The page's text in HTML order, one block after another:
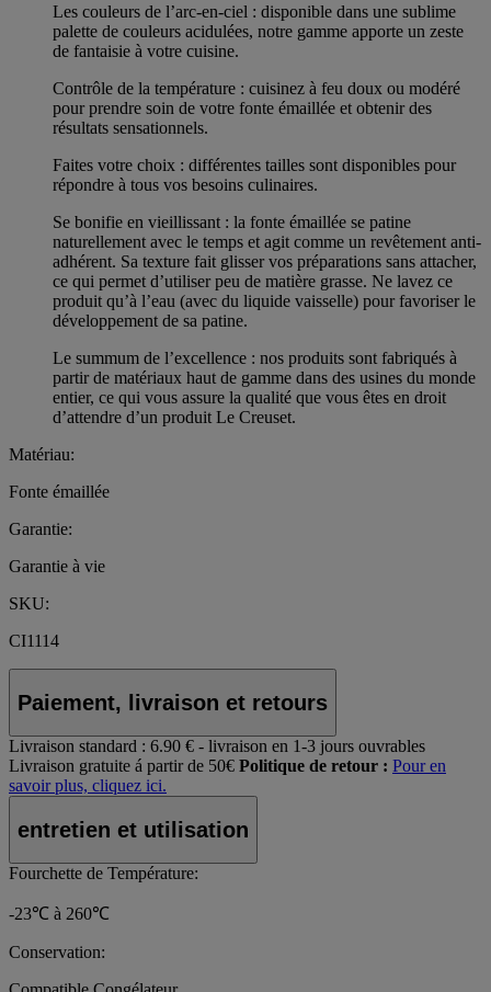
Les couleurs de l’arc-en-ciel : disponible dans une sublime
palette de couleurs acidulées, notre gamme apporte un zeste
de fantaisie à votre cuisine.
Contrôle de la température : cuisinez à feu doux ou modéré
pour prendre soin de votre fonte émaillée et obtenir des
résultats sensationnels.
Faites votre choix : différentes tailles sont disponibles pour
répondre à tous vos besoins culinaires.
Se bonifie en vieillissant : la fonte émaillée se patine
naturellement avec le temps et agit comme un revêtement anti-
adhérent. Sa texture fait glisser vos préparations sans attacher,
ce qui permet d’utiliser peu de matière grasse. Ne lavez ce
produit qu’à l’eau (avec du liquide vaisselle) pour favoriser le
développement de sa patine.
Le summum de l’excellence : nos produits sont fabriqués à
partir de matériaux haut de gamme dans des usines du monde
entier, ce qui vous assure la qualité que vous êtes en droit
d’attendre d’un produit Le Creuset.
Matériau:
Fonte émaillée
Garantie:
Garantie à vie
SKU:
CI1114
Paiement, livraison et retours
Livraison standard : 6.90 € - livraison en 1-3 jours ouvrables
Livraison gratuite á partir de 50€ Politique de retour : Pour en
savoir plus, cliquez ici.
entretien et utilisation
Fourchette de Température:
-23℃ à 260℃
Conservation: